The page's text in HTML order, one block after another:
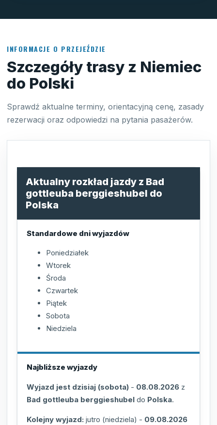
INFORMACJE O PRZEJEŹDZIE
Szczegóły trasy z Niemiec
do Polski
Sprawdź aktualne terminy, orientacyjną cenę, zasady
rezerwacji oraz odpowiedzi na pytania pasażerów.
Aktualny rozkład jazdy z Bad
gottleuba berggieshubel do
Polska
Standardowe dni wyjazdów
Poniedziałek
Wtorek
Środa
Czwartek
Piątek
Sobota
Niedziela
Najbliższe wyjazdy
Wyjazd jest dzisiaj (sobota) - 08.08.2026 z
Bad gottleuba berggieshubel do Polska.
Kolejny wyjazd: jutro (niedziela) - 09.08.2026